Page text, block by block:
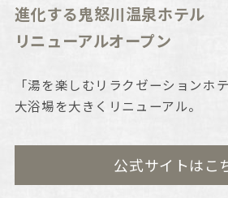
進化する鬼怒川温泉ホテル
リニューアルオープン
「湯を楽しむリラクゼーションホ
大浴場を大きくリニューアル。
公式サイトはこ